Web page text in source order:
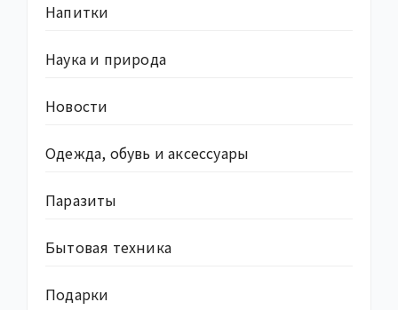
Напитки
Наука и природа
Новости
Одежда, обувь и аксессуары
Паразиты
Бытовая техника
Подарки